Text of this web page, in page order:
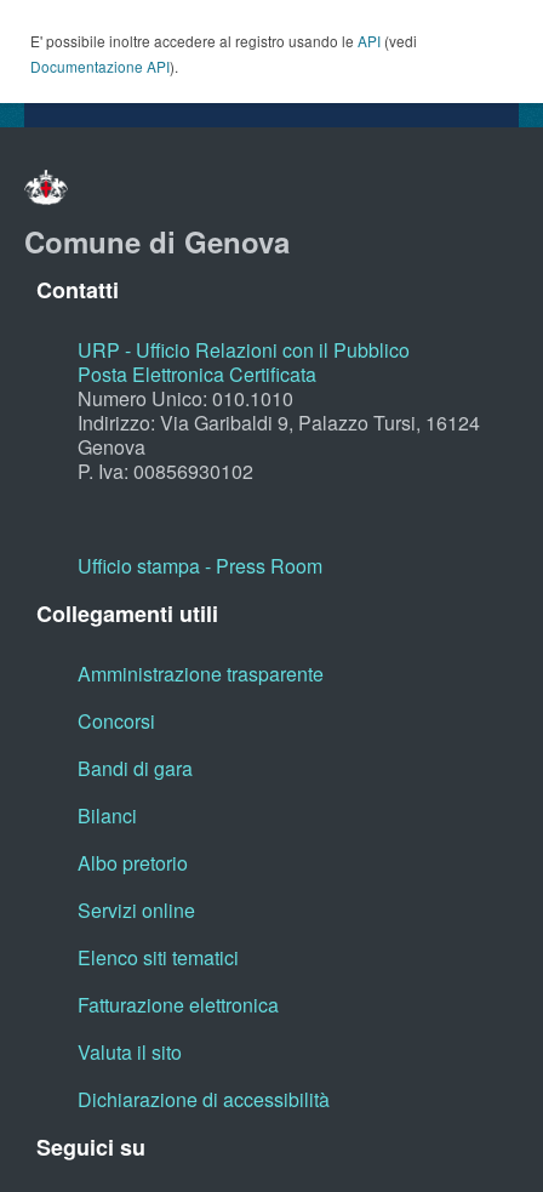
E' possibile inoltre accedere al registro usando le API (vedi
Documentazione API).
Comune di Genova
Contatti
URP - Ufficio Relazioni con il Pubblico
Posta Elettronica Certificata
Numero Unico: 010.1010
Indirizzo: Via Garibaldi 9, Palazzo Tursi, 16124
Genova
P. Iva: 00856930102
Ufficio stampa - Press Room
Collegamenti utili
Amministrazione trasparente
Concorsi
Bandi di gara
Bilanci
Albo pretorio
Servizi online
Elenco siti tematici
Fatturazione elettronica
Valuta il sito
Dichiarazione di accessibilità
Seguici su